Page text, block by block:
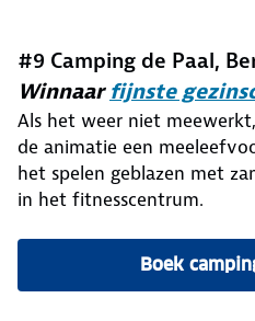
#9 Camping de Paal,
Winnaar fijnste
Als het weer niet
de animatie een
het spelen geblazen met
in het fitnesscentrum.
Boek